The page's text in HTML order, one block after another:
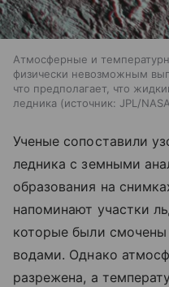
Атмосферные и
физически невозможным
что предполагает, что
ледника
источник: JPL/NASA
Ученые сопоставили
ледника с земными
образования на
напоминают участки
которые были
водами. Однако
разрежена, а